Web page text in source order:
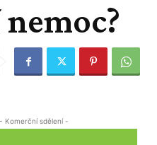
- Komerční sdělení -